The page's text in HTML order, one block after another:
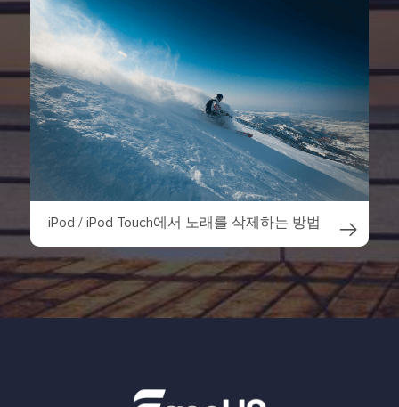
iPod / iPod Touch에서 노래를 삭제하는 방법 